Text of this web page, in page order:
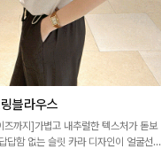
블라우스
까지]가볍고 내추럴한 텍스처가 돋보
답함 없는 슬릿 카라 디자인이 얼굴선을